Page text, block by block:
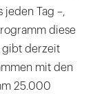
jeden Tag –,
diese
gibt derzeit
mit den
25.000